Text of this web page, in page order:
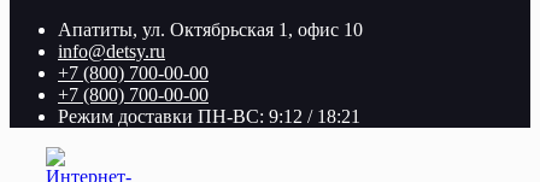
Апатиты, ул. Октябрьская 1, офис 10
info@detsy.ru
+7 (800) 700-00-00
+7 (800) 700-00-00
Режим доставки ПН-ВС: 9:12 / 18:21